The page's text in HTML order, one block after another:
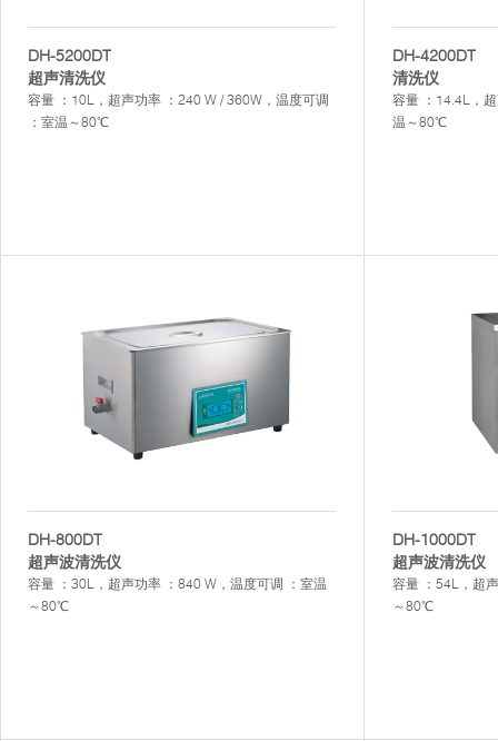
DH-5200DT
超声清洗仪
容量 ：10L，超声功率 ：240 W / 360W，温度可调
：室温～80℃
DH-4200DT
清洗仪
容量 ：14.4L，
温～80℃
DH-800DT
超声波清洗仪
容量 ：30L，超声功率 ：840 W，温度可调 ：室温
～80℃
DH-1000DT
超声波清洗仪
容量 ：54L，超
～80℃